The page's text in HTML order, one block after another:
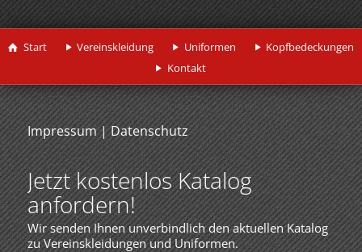
Start Vereinskleidung Uniformen
Kopfbedeckungen
Kontakt
Impressum|Datenschutz
Jetzt kostenlos Katalog
anfordern!
Wir senden Ihnen unverbindlich den aktuellen Katalog
zu Vereinskleidungen und Uniformen.